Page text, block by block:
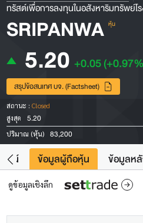
ทรัสต์เพื่อการลงทุนในอสังหาริมทรัพย์โ
SRIPANWA หุ้น
5.20 +0.05
สรุปข้อสนเทศ บจ. (Factsheet)
สถานะ : Closed
สูงสุด
5.20
ปริมาณ (หุ้น) 83,200
ยชน์ ข้อมูลผู้ถือหุ้น ข้อมูลห
ดูข้อมูลเชิงลึก